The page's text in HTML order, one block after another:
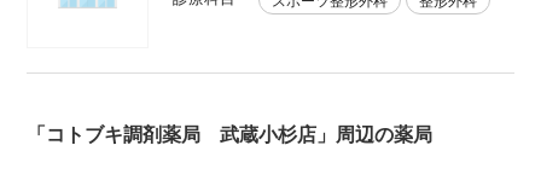
「コトブキ調剤薬局 武蔵小杉店」周辺の薬局